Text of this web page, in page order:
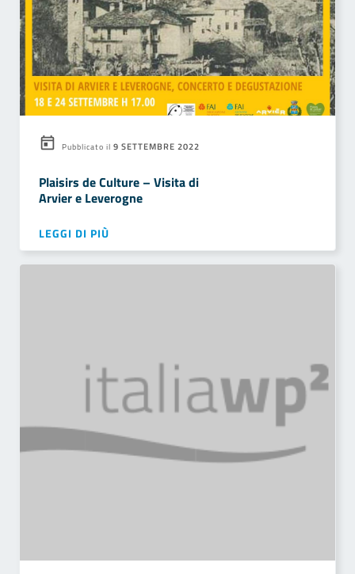
Pubblicato il 9 SETTEMBRE 2022
Plaisirs de Culture – Visita di
Arvier e Leverogne
LEGGI DI PIÙ